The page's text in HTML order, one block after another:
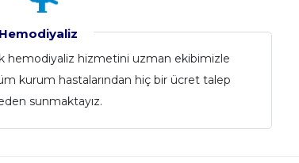
Hemodiyaliz
hemodiyaliz hizmetini uzman ekibimizle
kurum hastalarından hiç bir ücret talep
sunmaktayız.